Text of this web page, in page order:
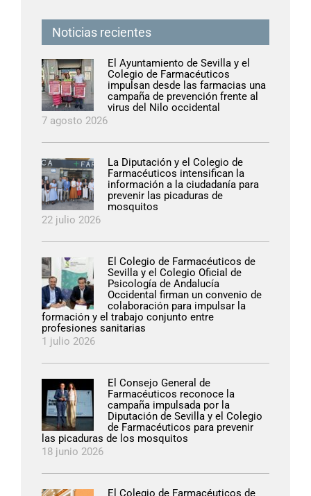
Noticias recientes
El Ayuntamiento de Sevilla y el
Colegio de Farmacéuticos
impulsan desde las farmacias una
campaña de prevención frente al
virus del Nilo occidental
7 agosto 2026
La Diputación y el Colegio de
Farmacéuticos intensifican la
información a la ciudadanía para
prevenir las picaduras de
mosquitos
22 julio 2026
El Colegio de Farmacéuticos de
Sevilla y el Colegio Oficial de
Psicología de Andalucía
Occidental firman un convenio de
colaboración para impulsar la
formación y el trabajo conjunto entre
profesiones sanitarias
1 julio 2026
El Consejo General de
Farmacéuticos reconoce la
campaña impulsada por la
Diputación de Sevilla y el Colegio
de Farmacéuticos para prevenir
las picaduras de los mosquitos
18 junio 2026
El Colegio de Farmacéuticos de